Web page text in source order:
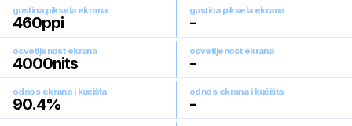
gustina piksela ekrana
460ppi
gustina piksela ekrana
-
osvetljenost ekrana
4000nits
osvetljenost ekrana
-
odnos ekrana i kućišta
90.4%
odnos ekrana i kućišta
-